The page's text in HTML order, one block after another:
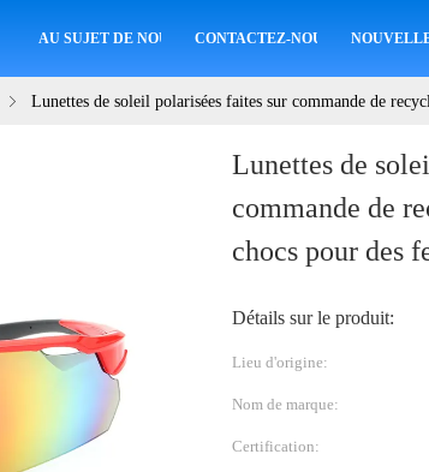
AU SUJET DE NOUS CONTACTEZ-NOUS
Lunettes de soleil polarisées faites sur commande de
Lunettes de
commande de
chocs pour des
Détails sur le produit:
Lieu d'origine:
Nom de marque:
Certification: